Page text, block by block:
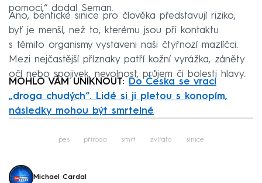
pomoci,“ dodal Seman.
Ano, bentické sinice pro člověka představují riziko,
byť je menší, než to, kterému jsou při kontaktu
s těmito organismy vystaveni naši čtyřnozí mazlíčci.
Mezi nejčastější příznaky patří kožní vyrážka, záněty
očí nebo spojivek, nevolnost, průjem či bolesti hlavy.
MOHLO VÁM UNIKNOUT:
Do Česka se vrací
„droga chudých“. Lidé si ji pletou s konopím,
následky mohou být smrtelné
pes příroda smrt zvířata sinice
Michael Cardal